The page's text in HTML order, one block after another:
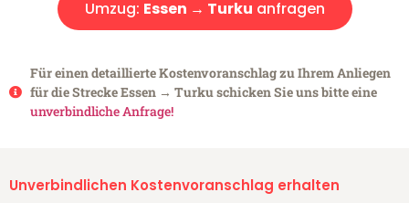
Umzug: Essen → Turku anfragen
Für einen detaillierte Kostenvoranschlag zu Ihrem Anliegen
für die Strecke Essen → Turku schicken Sie uns bitte eine
unverbindliche Anfrage!
Unverbindlichen Kostenvoranschlag erhalten